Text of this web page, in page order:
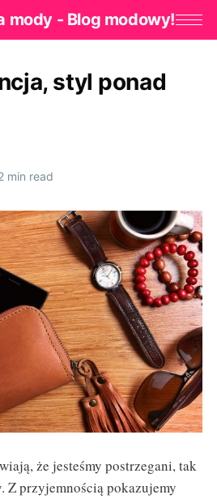
mody - Blog modowy!
styl ponad
min read
że jesteśmy postrzegani, tak
Z przyjemnością pokazujemy